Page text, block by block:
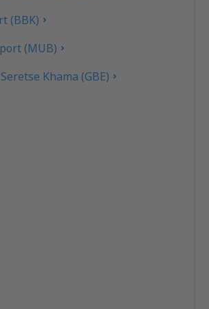
(BBK)
(MUB)
Khama (GBE)